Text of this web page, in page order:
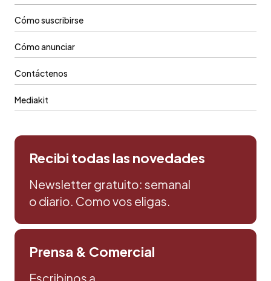
Cómo suscribirse
Cómo anunciar
Contáctenos
Mediakit
Recibi todas las novedades
Newsletter gratuito: semanal
o diario. Como vos eligas.
Prensa & Comercial
Escribinos a